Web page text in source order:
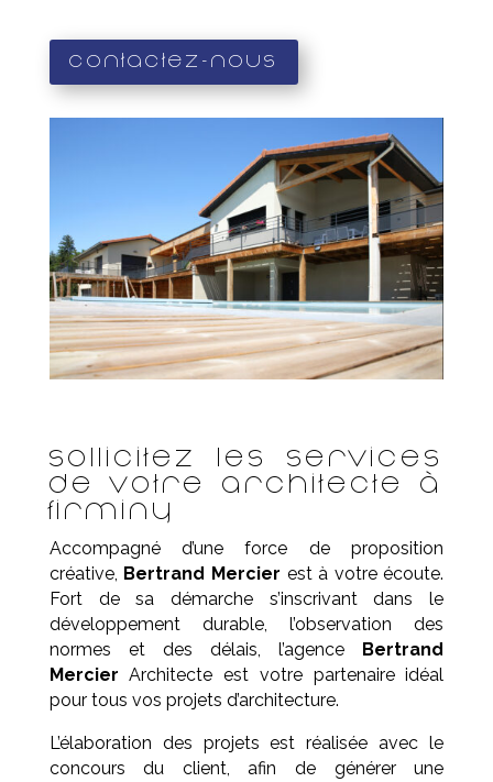
Contactez-nous
Sollicitez les services
de votre architecte à
Firminy
Accompagné d’une force de proposition
créative, Bertrand Mercier est à votre écoute.
Fort de sa démarche s’inscrivant dans le
développement durable, l’observation des
normes et des délais, l’agence
Bertrand
Mercier Architecte est votre partenaire idéal
pour tous vos projets d’architecture.
L’élaboration des projets est réalisée avec le
concours du client, afin de générer une